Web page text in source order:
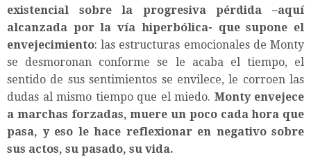
existencial sobre la progresiva pérdida –aquí
alcanzada por la vía hiperbólica- que supone el
envejecimiento: las estructuras emocionales de Monty
se desmoronan conforme se le acaba el tiempo, el
sentido de sus sentimientos se envilece, le corroen las
dudas al mismo tiempo que el miedo. Monty envejece
a marchas forzadas, muere un poco cada hora que
pasa, y eso le hace reflexionar en negativo sobre
sus actos, su pasado, su vida.